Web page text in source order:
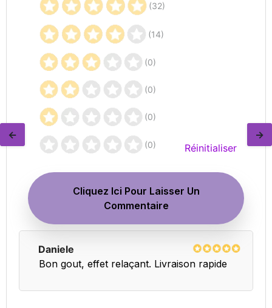
← →
(32)
(14)
(0)
(0)
(0)
(0) Réinitialiser
Cliquez Ici Pour Laisser Un
Commentaire
Daniele
Bon gout, effet relaçant. Livraison rapide